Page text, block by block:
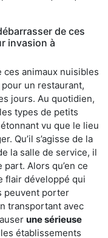
de ces
invasion à
ces animaux nuisibles
un restaurant,
jours. Au quotidien,
types de petits
étonnant vu que le lieu
Qu’il s’agisse de la
la salle de service, il
Alors qu’en ce
flair développé qui
peuvent porter
transportant avec
une sérieuse
établissements